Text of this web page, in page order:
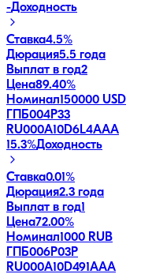
-Доходность
Ставка4.5%
Дюрация5.5 года
Выплат в год2
Цена89.40%
Номинал150000 USD
ГПБ004Р33
RU000A10D6L4AAA
15.3%Доходность
Ставка0.01%
Дюрация2.3 года
Выплат в год1
Цена72.00%
Номинал1000 RUB
ГПБ006Р03P
RU000A10D491AAA